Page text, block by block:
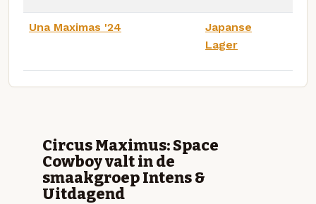
Una Maximas '24
Japanse
Lager
Circus Maximus: Space
Cowboy valt in de
smaakgroep Intens &
Uitdagend